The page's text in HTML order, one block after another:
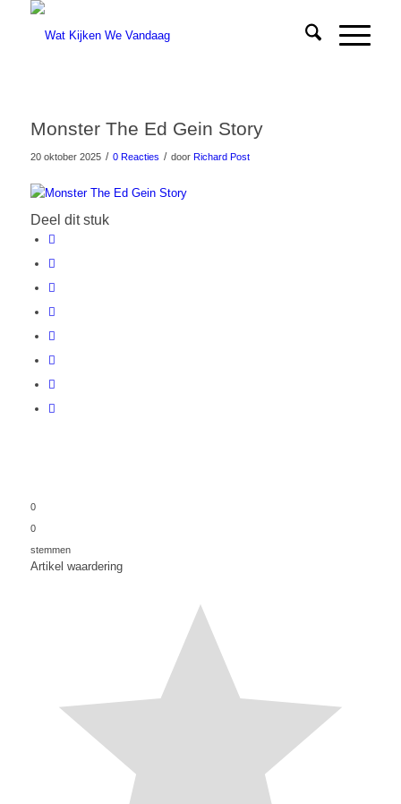
Monster The Ed Gein Story
20 oktober 2025 / 0 Reacties / door Richard Post
Deel dit stuk
0
0
stemmen
Artikel waardering